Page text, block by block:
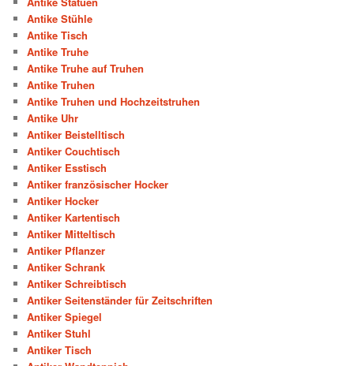
Antike Stühle
Antike Tisch
Antike Truhe
Antike Truhe auf Truhen
Antike Truhen
Antike Truhen und Hochzeitstruhen
Antike Uhr
Antiker Beistelltisch
Antiker Couchtisch
Antiker Esstisch
Antiker französischer Hocker
Antiker Hocker
Antiker Kartentisch
Antiker Mitteltisch
Antiker Pflanzer
Antiker Schrank
Antiker Schreibtisch
Antiker Seitenständer für Zeitschriften
Antiker Spiegel
Antiker Stuhl
Antiker Tisch